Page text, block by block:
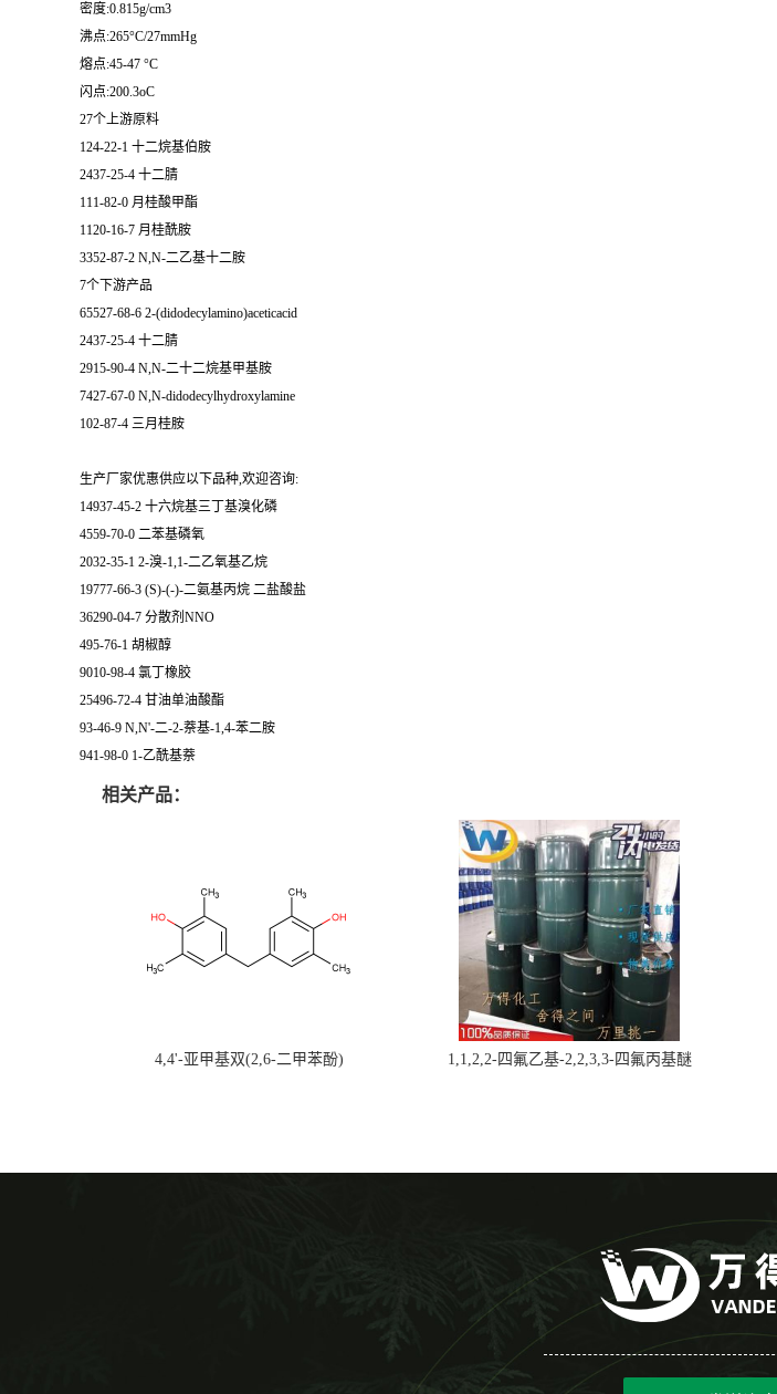
密度:0.815g/cm3
沸点:265°C/27mmHg
熔点:45-47 °C
闪点:200.3oC
27个上游原料
124-22-1 十二烷基伯胺
2437-25-4 十二腈
111-82-0 月桂酸甲酯
1120-16-7 月桂酰胺
3352-87-2 N,N-二乙基十二胺
7个下游产品
65527-68-6 2-(didodecylamino)aceticacid
2437-25-4 十二腈
2915-90-4 N,N-二十二烷基甲基胺
7427-67-0 N,N-didodecylhydroxylamine
102-87-4 三月桂胺
生产厂家优惠供应以下品种,欢迎咨询:
14937-45-2 十六烷基三丁基溴化磷
4559-70-0 二苯基磷氧
2032-35-1 2-溴-1,1-二乙氧基乙烷
19777-66-3 (S)-(-)-二氨基丙烷 二盐酸盐
36290-04-7 分散剂NNO
495-76-1 胡椒醇
9010-98-4 氯丁橡胶
25496-72-4 甘油单油酸酯
93-46-9 N,N'-二-2-萘基-1,4-苯二胺
941-98-0 1-乙酰基萘
相关产品：
4,4'-亚甲基双(2,6-二甲苯酚) 1,1,2,2-四氟乙基-2,2,3,3-四氟丙基醚